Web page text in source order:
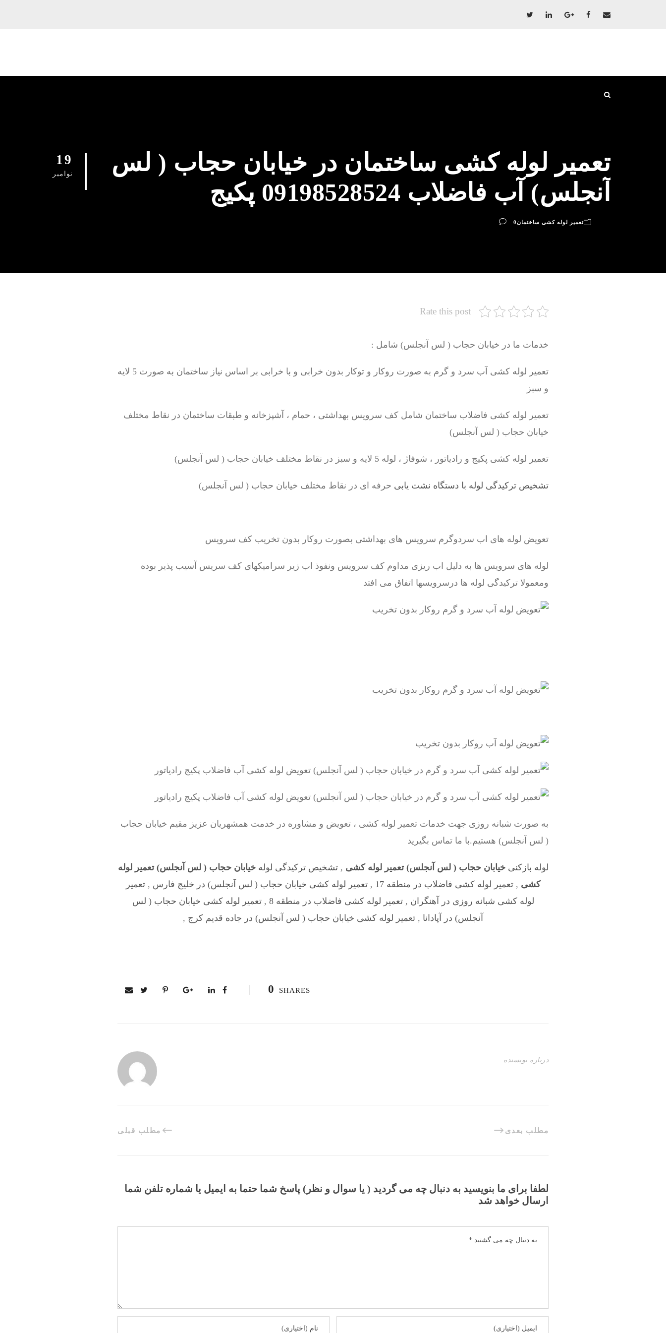
19
نوامبر
تعمیر لوله کشی ساختمان در خیابان حجاب ( لس
آنجلس) آب فاضلاب 09198528524 پکیج
تعمیر لوله کشی ساختمان0
Rate this post
خدمات ما در خیابان حجاب ( لس آنجلس) شامل :
تعمیر لوله کشی آب سرد و گرم به صورت روکار و توکار بدون خرابی و با خرابی بر اساس نیاز ساختمان به صورت 5 لایه
و سبز
تعمیر لوله کشی فاضلاب ساختمان شامل کف سرویس بهداشتی ، حمام ، آشپزخانه و طبقات ساختمان در نقاط مختلف
خیابان حجاب ( لس آنجلس)
تعمیر لوله کشی پکیج و رادیاتور ، شوفاژ ، لوله 5 لایه و سبز در نقاط مختلف خیابان حجاب ( لس آنجلس)
تشخیص ترکیدگی لوله با دستگاه نشت یابی حرفه ای در نقاط مختلف خیابان حجاب ( لس آنجلس)
تعویض لوله های اب سردوگرم سرویس های بهداشتی بصورت روکار بدون تخریب کف سرویس
لوله های سرویس ها به دلیل اب ریزی مداوم کف سرویس ونفوذ اب زیر سرامیکهای کف سریس آسیب پذیر بوده
ومعمولا ترکیدگی لوله ها درسرویسها اتفاق می افتد
به صورت شبانه روزی جهت خدمات تعمیر لوله کشی ، تعویض و مشاوره در خدمت همشهریان عزیز مقیم خیابان حجاب
( لس آنجلس) هستیم.با ما تماس بگیرید
لوله بازکنیخیابان حجاب ( لس آنجلس) تعمیر لوله کشی ,تشخیص ترکیدگی لولهخیابان حجاب ( لس آنجلس) تعمیر لوله
کشی ,تعمیر لوله کشی فاضلاب در منطقه 17 ,تعمیر لوله کشی خیابان حجاب ( لس آنجلس) در خلیج فارس ,تعمیر
لوله کشی شبانه روزی در آهنگران ,تعمیر لوله کشی فاضلاب در منطقه 8 ,تعمیر لوله کشی خیابان حجاب ( لس
آنجلس) در آپادانا , تعمیر لوله کشی خیابان حجاب ( لس آنجلس) در جاده قدیم کرج ,
0 SHARES
درباره نویسنده
مطلب قبلی مطلب بعدی
لطفا برای ما بنویسید به دنبال چه می گردید ( یا سوال و نظر) پاسخ شما حتما به ایمیل یا شماره تلفن شما
ارسال خواهد شد